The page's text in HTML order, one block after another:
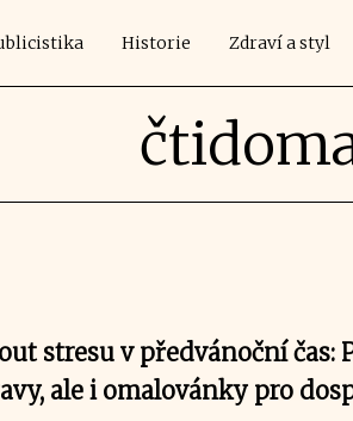
Historie Zdraví a styl
stresu v předvánoční čas:
ale i omalovánky pro